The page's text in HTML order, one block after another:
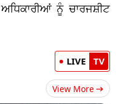
ਨੂੰ ਚਾਰਜਸ਼ੀਟ
LIVE TV
View More